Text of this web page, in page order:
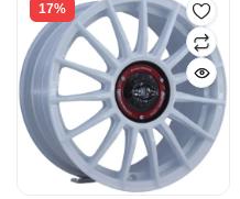
17%